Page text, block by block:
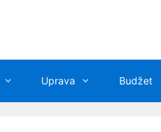
Uprava Budžet